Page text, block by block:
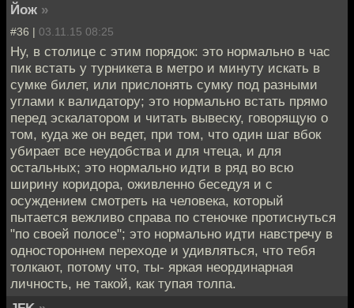
Йож »
#36 | 03.11.15 08:25
Ну, в столице с этим порядок: это нормально в час
пик встать у турникета в метро и минуту искать в
сумке билет, или прислонять сумку под разными
углами к валидатору; это нормально встать прямо
перед эскалатором и читать вывеску, говорящую о
том, куда же он ведет, при том, что один шаг вбок
убирает все неудобства и для чтеца, и для
остальных; это нормально идти в ряд во всю
ширину коридора, оживленно беседуя и с
осуждением смотреть на человека, который
пытается вежливо справа по стеночке протиснуться
"по своей полосе"; это нормально идти навстречу в
одностороннем переходе и удивляться, что тебя
толкают, потому что, ты- яркая неординарная
личность, не такой, как тупая толпа.